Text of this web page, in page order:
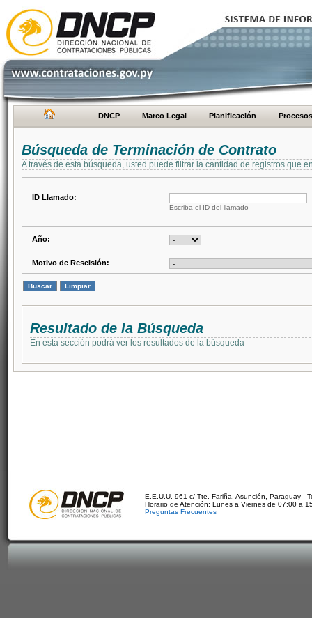
DNCP Marco Legal Planificación Procesos
Búsqueda de Terminación de Contrato
A través de esta búsqueda, usted puede filtrar la cantidad de registros que
ID Llamado:
Escriba el ID del llamado
Año:
Motivo de Rescisión:
Resultado de la Búsqueda
En esta sección podrá ver los resultados de la búsqueda
E.E.U.U. 961 c/ Tte. Fariña. Asunción, Paraguay -
Horario de Atención: Lunes a Viernes de 07:00 a
Preguntas Frecuentes